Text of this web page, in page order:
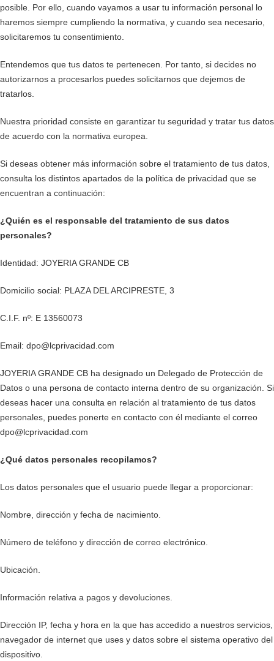
posible. Por ello, cuando vayamos a usar tu información personal lo
haremos siempre cumpliendo la normativa, y cuando sea necesario,
solicitaremos tu consentimiento.
Entendemos que tus datos te pertenecen. Por tanto, si decides no
autorizarnos a procesarlos puedes solicitarnos que dejemos de
tratarlos.
Nuestra prioridad consiste en garantizar tu seguridad y tratar tus datos
de acuerdo con la normativa europea.
Si deseas obtener más información sobre el tratamiento de tus datos,
consulta los distintos apartados de la política de privacidad que se
encuentran a continuación:
¿Quién es el responsable del tratamiento de sus datos
personales?
Identidad: JOYERIA GRANDE CB
Domicilio social: PLAZA DEL ARCIPRESTE, 3
C.I.F. nº: E 13560073
Email: dpo@lcprivacidad.com
JOYERIA GRANDE CB ha designado un Delegado de Protección de
Datos o una persona de contacto interna dentro de su organización. Si
deseas hacer una consulta en relación al tratamiento de tus datos
personales, puedes ponerte en contacto con él mediante el correo
dpo@lcprivacidad.com
¿Qué datos personales recopilamos?
Los datos personales que el usuario puede llegar a proporcionar:
Nombre, dirección y fecha de nacimiento.
Número de teléfono y dirección de correo electrónico.
Ubicación.
Información relativa a pagos y devoluciones.
Dirección IP, fecha y hora en la que has accedido a nuestros servicios,
navegador de internet que uses y datos sobre el sistema operativo del
dispositivo.